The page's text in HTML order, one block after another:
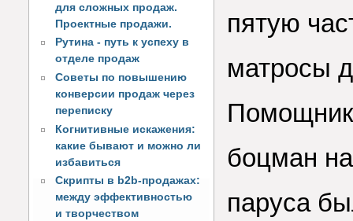
для сложных продаж.
Проектные продажи.
Рутина - путь к успеху в
отделе продаж
Советы по повышению
конверсии продаж через
переписку
Когнитивные искажения:
какие бывают и можно ли
избавиться
Скрипты в b2b-продажах:
между эффективностью
и творчеством
пятую
матросы
Помощник
боцман
паруса